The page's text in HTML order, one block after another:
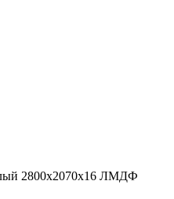
2800х2070х16 ЛМДФ